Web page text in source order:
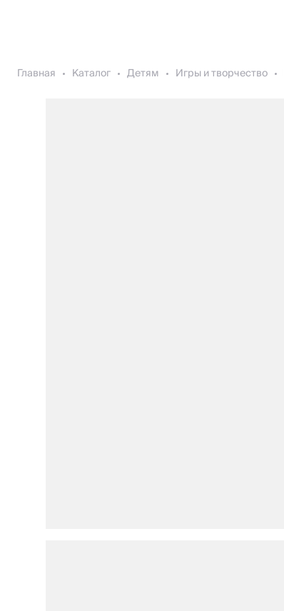
Главная Каталог Детям Игры и творчество